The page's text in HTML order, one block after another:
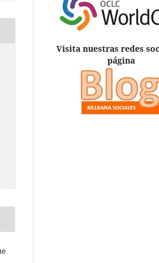
Visita nuestras redes
página